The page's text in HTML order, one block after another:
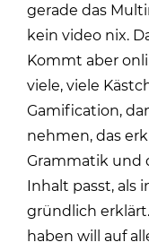
gerade das
kein video nix.
Kommt aber
viele, viele
Gamification,
nehmen, das
Grammatik und
Inhalt passt, als
gründlich
haben will auf